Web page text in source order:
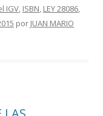
IGV, ISBN, LEY 28086,
por JUAN MARIO